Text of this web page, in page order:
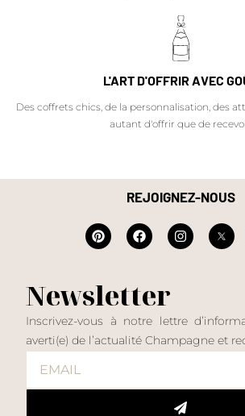
L'ART D'OFFRIR AVEC
Des coffrets chics, de la personnalisation, des
autant d'offrir que de
REJOIGNEZ-NOUS
Newsletter
Inscrivez-vous à notre lettre
averti(e) de l’actualité Champagne et